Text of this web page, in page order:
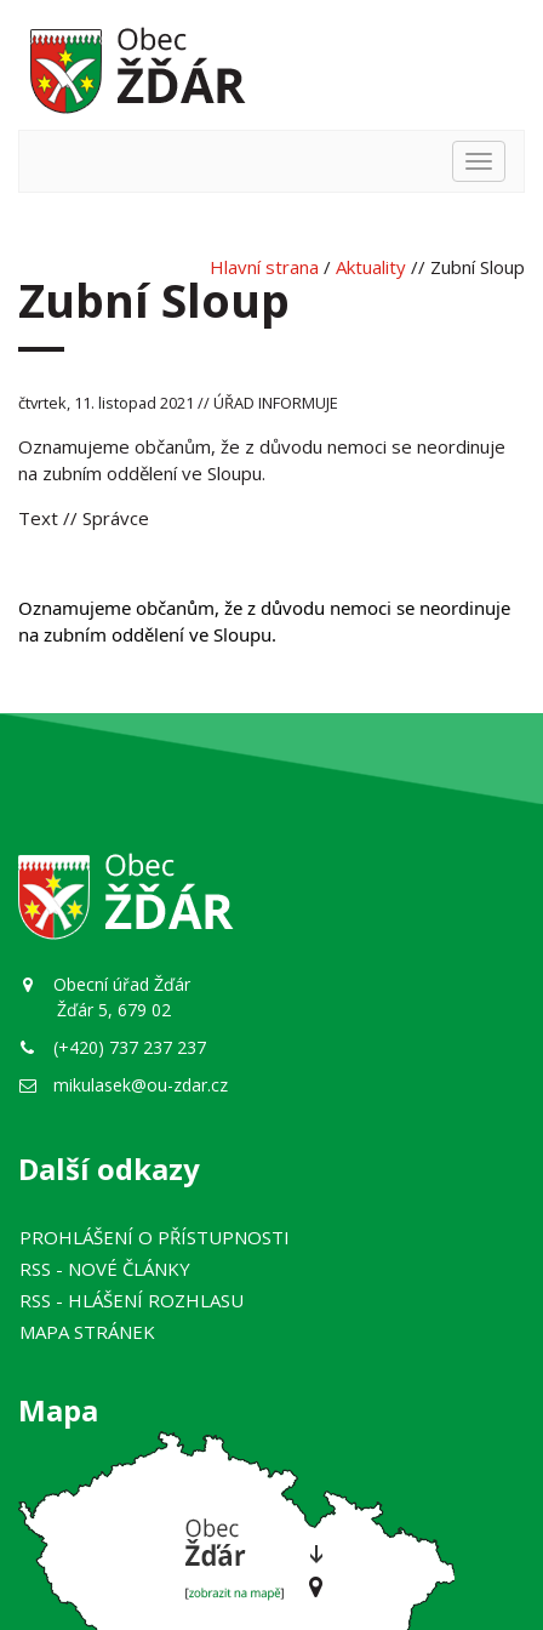
Hlavní
Hlavní strana / Aktuality // Zubní Sloup
Zubní Sloup
čtvrtek, 11. listopad 2021 // ÚŘAD INFORMUJE
Oznamujeme občanům, že z důvodu nemoci se neordinuje
na zubním oddělení ve Sloupu.
Text // Správce
Oznamujeme občanům, že z důvodu nemoci se neordinuje
na zubním oddělení ve Sloupu.
Obecní úřad Žďár
Žďár 5, 679 02
(+420) 737 237 237
mikulasek@ou-zdar.cz
Další odkazy
PROHLÁŠENÍ O PŘÍSTUPNOSTI
RSS - NOVÉ ČLÁNKY
RSS - HLÁŠENÍ ROZHLASU
MAPA STRÁNEK
Mapa